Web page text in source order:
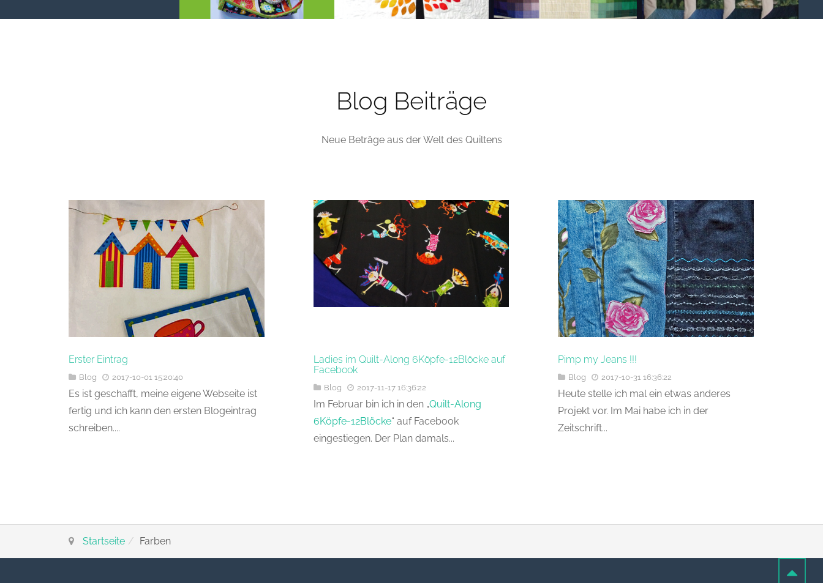
Blog Beiträge
Neue Beträge aus der Welt des Quiltens
Erster Eintrag
Blog 2017-10-01 15:20:40
Es ist geschafft, meine eigene Webseite ist
fertig und ich kann den ersten Blogeintrag
schreiben....
Ladies im Quilt-Along 6Köpfe-12Blöcke auf
Facebook
Blog 2017-11-17 16:36:22
Im Februar bin ich in den „Quilt-Along
6Köpfe-12Blöcke“ auf Facebook
eingestiegen. Der Plan damals...
Pimp my Jeans !!!
Blog 2017-10-31 16:36:22
Heute stelle ich mal ein etwas anderes
Projekt vor. Im Mai habe ich in der
Zeitschrift...
Startseite Farben